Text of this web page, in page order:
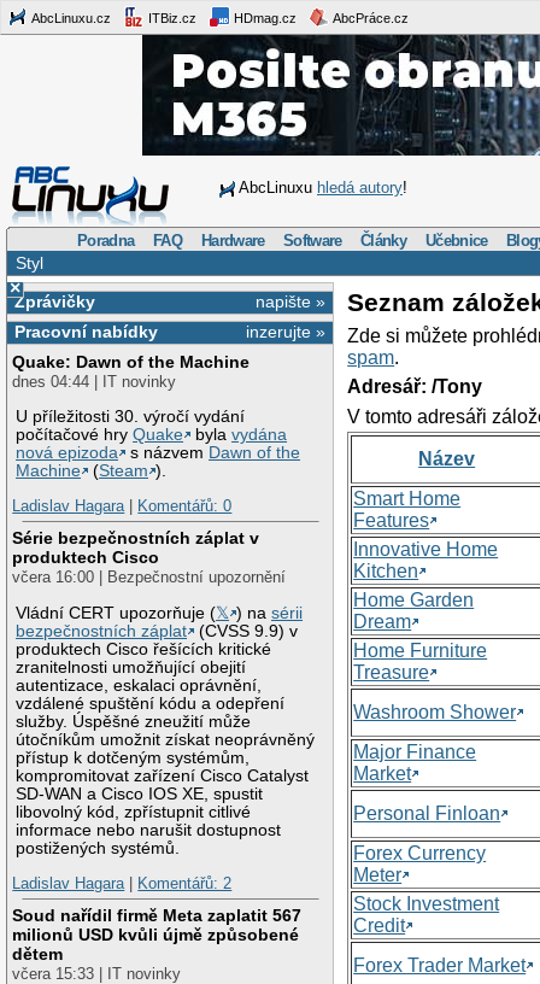
AbcLinuxu.cz ITBiz.cz HDmag.cz AbcPráce.cz
AbcLinuxu hledá autory!
Poradna FAQ Hardware Software Články Učebnice
Styl
×
napište »
Zprávičky
inzerujte »
Pracovní nabídky
Quake: Dawn of the Machine
dnes 04:44 | IT novinky
U příležitosti 30. výročí vydání
počítačové hryQuake bylavydána
nová epizoda
s názvem Dawn of the
Machine
(Steam ).
Ladislav Hagara| Komentářů: 0
Série bezpečnostních záplat v
produktech Cisco
včera 16:00 | Bezpečnostní upozornění
Vládní CERT upozorňuje (𝕏 ) nasérii
bezpečnostních záplat
(CVSS 9.9) v
produktech Cisco řešících kritické
zranitelnosti umožňující obejití
autentizace, eskalaci oprávnění,
vzdálené spuštění kódu a odepření
služby. Úspěšné zneužití může
útočníkům umožnit získat neoprávněný
přístup k dotčeným systémům,
kompromitovat zařízení Cisco Catalyst
SD-WAN a Cisco IOS XE, spustit
libovolný kód, zpřístupnit citlivé
informace nebo narušit dostupnost
postižených systémů.
Ladislav Hagara| Komentářů: 2
Soud nařídil firmě Meta zaplatit 567
milionů USD kvůli újmě způsobené
dětem
včera 15:33 | IT novinky
Seznam
Zde si můžete
spam.
Adresář: /Tony
V tomto adresáři
Název
Smart Home
Features
Innovative Home
Kitchen
Home Garden
Dream
Home Furniture
Treasure
Washroom Shower
Major Finance
Market
Personal Finloan
Forex Currency
Meter
Stock Investment
Credit
Forex Trader Market